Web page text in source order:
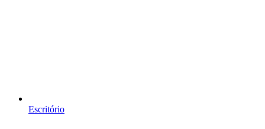
Escritório